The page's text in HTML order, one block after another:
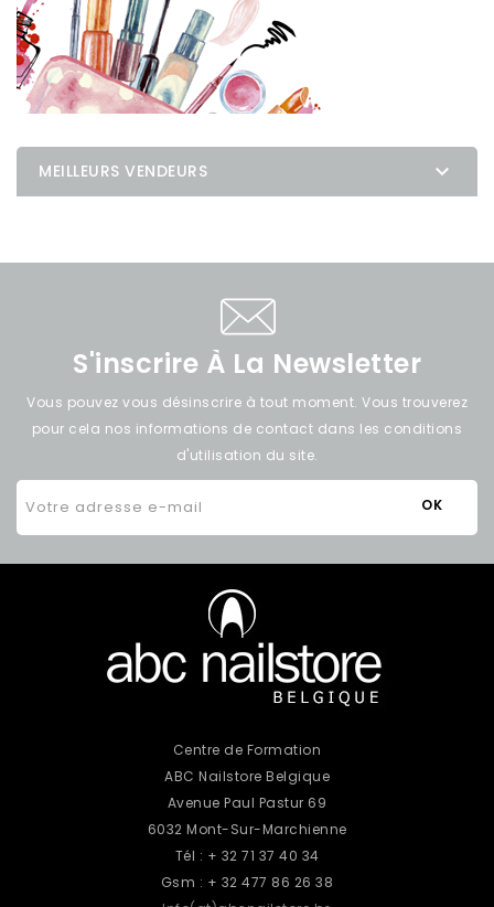
MEILLEURS VENDEURS 
S'inscrire À La Newsletter
Vous pouvez vous désinscrire à tout moment. Vous trouverez
pour cela nos informations de contact dans les conditions
d'utilisation du site.
Centre de Formation
ABC Nailstore Belgique
Avenue Paul Pastur 69
6032 Mont-Sur-Marchienne
Tél : + 32 71 37 40 34
Gsm : + 32 477 86 26 38